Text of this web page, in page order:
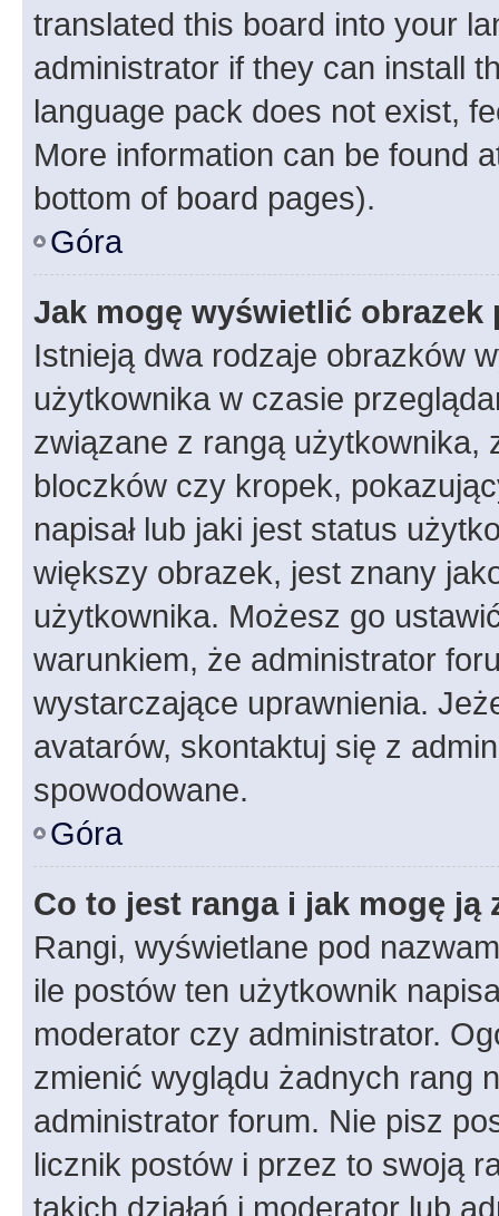
translated this board into your
administrator if they can install
language pack does not exist,
More information can be found
bottom of board pages).
Góra
Jak mogę wyświetlić
Istnieją dwa rodzaje obrazków
użytkownika w czasie
związane z rangą użytkownika,
bloczków czy kropek,
napisał lub jaki jest status
większy obrazek, jest znany
użytkownika. Możesz go
warunkiem, że administrator
wystarczające uprawnienia.
avatarów, skontaktuj się z
spowodowane.
Góra
Co to jest ranga i jak mogę ją
Rangi, wyświetlane pod
ile postów ten użytkownik
moderator czy administrator.
zmienić wyglądu żadnych rang
administrator forum. Nie pisz
licznik postów i przez to swoją
takich działań i moderator lub